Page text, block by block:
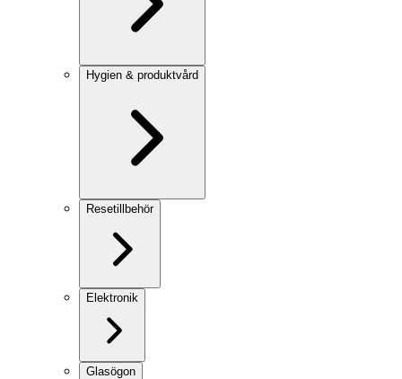
Hygien & produktvård
Resetillbehör
Elektronik
Glasögon